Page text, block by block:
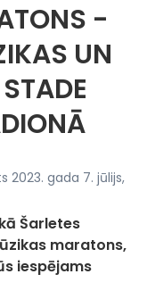
-
UN
2023. gada 7. jūlijs,
Šarletes
maratons,
iespējams